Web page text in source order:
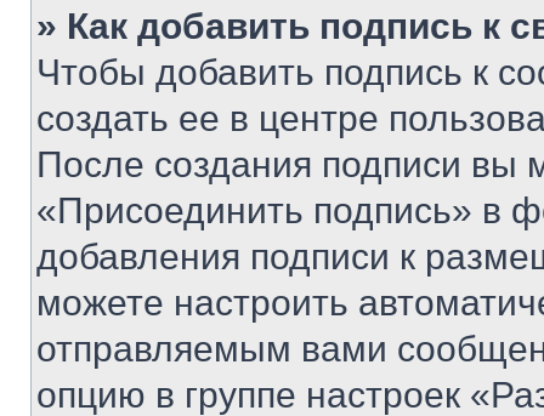
» Как добавить подпись к
Чтобы добавить подпись к
создать ее в центре
После создания подписи вы
«Присоединить подпись» в
добавления подписи к
можете настроить
отправляемым вами
опцию в группе настроек